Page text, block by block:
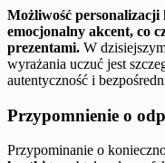
Możliwość
emocjonalny akcent, co
prezentami. W
wyrażania uczuć jest
autentyczność i
Przypomnienie o
Przypominanie o